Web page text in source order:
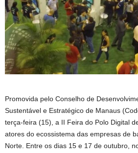
Promovida pelo Conselho de
Sustentável e Estratégico de Manaus
terça-feira (15), a II Feira do Polo Digital
atores do ecossistema das empresas de
Norte. Entre os dias 15 e 17 de outubro,